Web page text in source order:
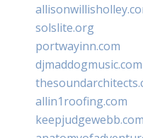
solslite.org
portwayinn.com
djmaddogmusic.com
allin1roofing.com
keepjudgewebb.com